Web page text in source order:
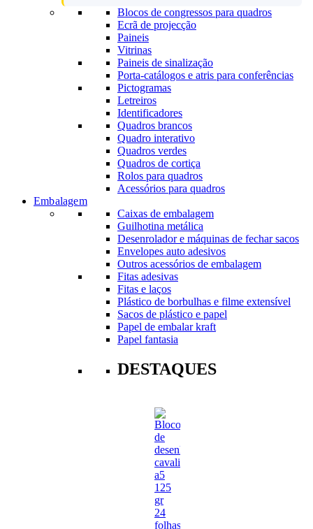
Blocos de congressos para quadros
Ecrã de projecção
Paineis
Vitrinas
Paineis de sinalização
Porta-catálogos e atris para conferências
Pictogramas
Letreiros
Identificadores
Quadros brancos
Quadro interativo
Quadros verdes
Quadros de cortiça
Rolos para quadros
Acessórios para quadros
Embalagem
Caixas de embalagem
Guilhotina metálica
Desenrolador e máquinas de fechar sacos
Envelopes auto adesivos
Outros acessórios de embalagem
Fitas adesivas
Fitas e laços
Plástico de borbulhas e filme extensível
Sacos de plástico e papel
Papel de embalar kraft
Papel fantasia
DESTAQUES